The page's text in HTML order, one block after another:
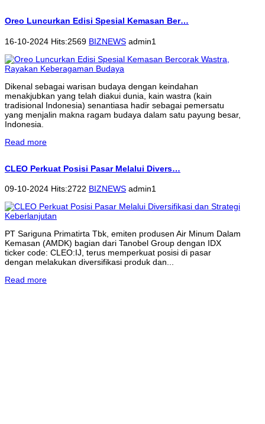
Oreo Luncurkan Edisi Spesial Kemasan Ber…
16-10-2024 Hits:2569 BIZNEWS admin1
Dikenal sebagai warisan budaya dengan keindahan
menakjubkan yang telah diakui dunia, kain wastra (kain
tradisional Indonesia) senantiasa hadir sebagai pemersatu
yang menjalin makna ragam budaya dalam satu payung besar,
Indonesia.
Read more
CLEO Perkuat Posisi Pasar Melalui Divers…
09-10-2024 Hits:2722 BIZNEWS admin1
PT Sariguna Primatirta Tbk, emiten produsen Air Minum Dalam
Kemasan (AMDK) bagian dari Tanobel Group dengan IDX
ticker code: CLEO:IJ, terus memperkuat posisi di pasar
dengan melakukan diversifikasi produk dan...
Read more